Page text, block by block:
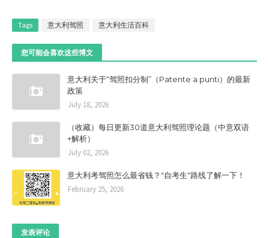
Tags 意大利驾照 意大利生活百科
您可能会喜欢这些博文
意大利关于“驾照扣分制”（Patente a punti）的最新
政策
July 18, 2026
（收藏）每日更新30道意大利驾照理论题（中意双语
+解析）
July 02, 2026
意大利考驾照怎么最省钱？"自考生"路线了解一下！
February 25, 2026
发表评论